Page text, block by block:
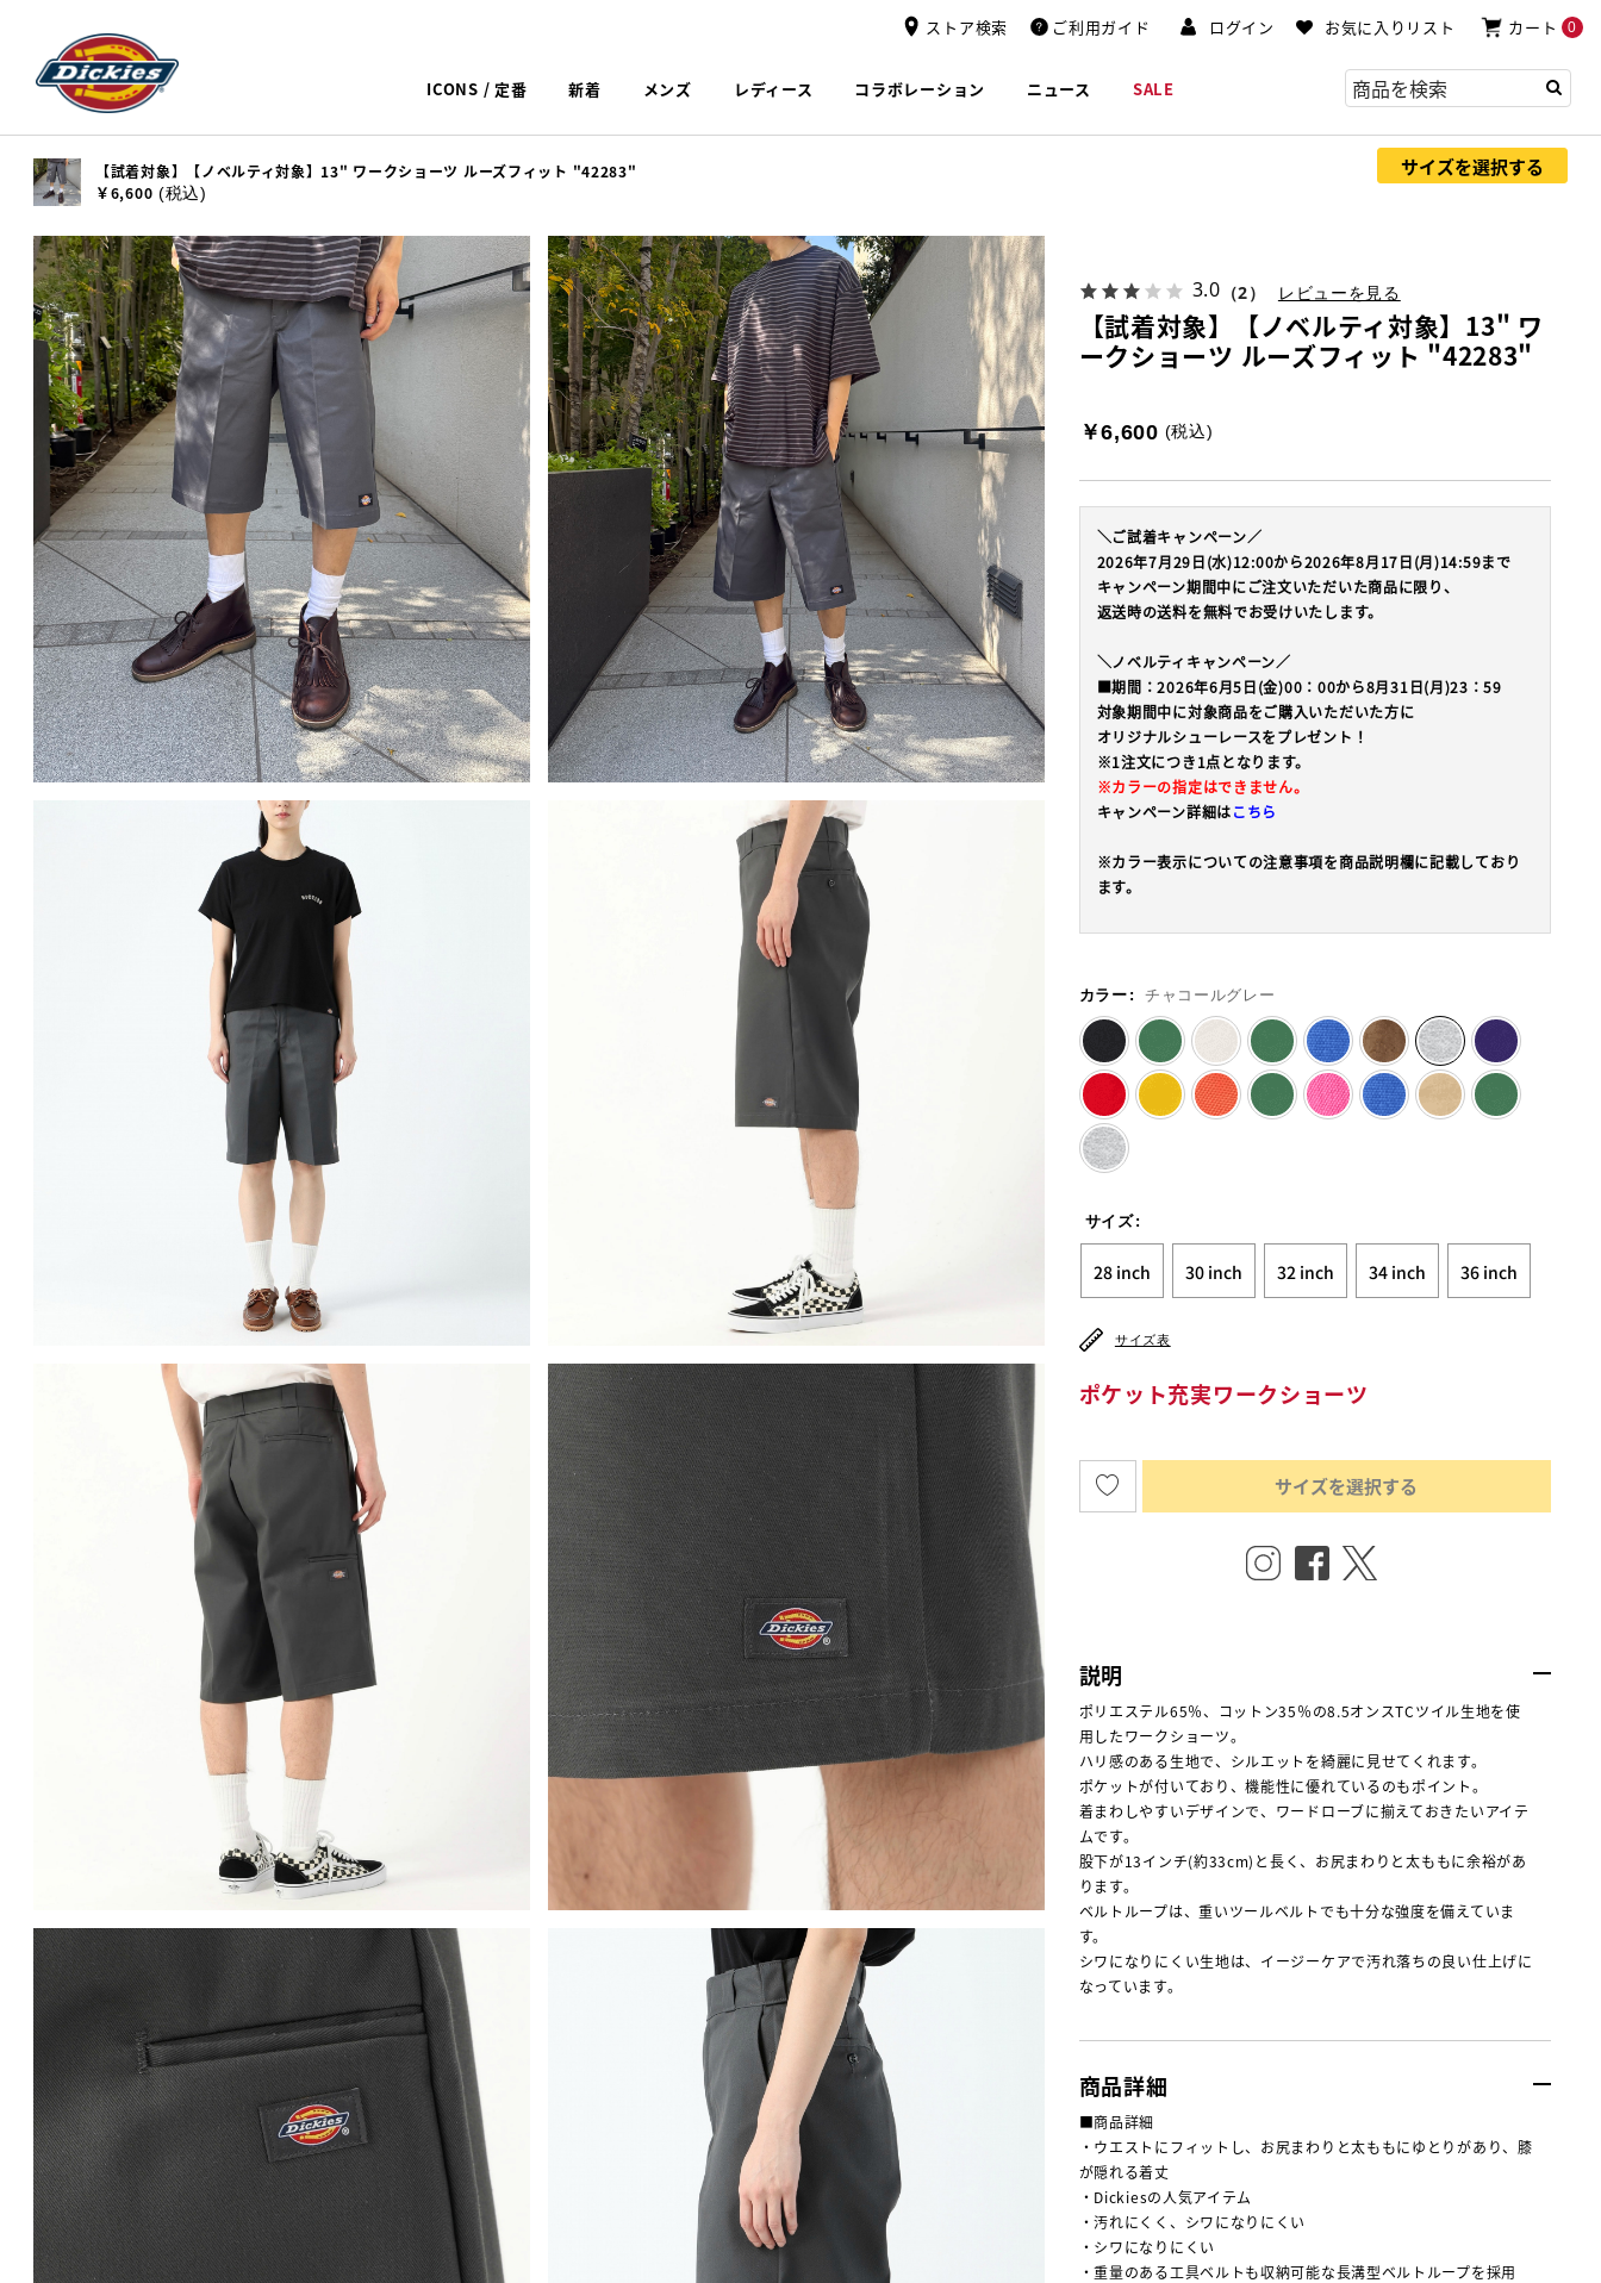
カート 0
ストア検索 ご利用ガイド ログイン お気に入りリスト
ICONS / 定番 新着 メンズ レディース コラボレーション ニュース SALE
3.0 （2） レビューを見る
【試着対象】【ノベルティ対象】13" ワ
ークショーツ ルーズフィット "42283"
￥6,600 (税込)
＼ご試着キャンペーン／
2026年7月29日(水)12:00から2026年8月17日(月)14:59まで
キャンペーン期間中にご注文いただいた商品に限り、
返送時の送料を無料でお受けいたします。
＼ノベルティキャンペーン／
■期間：2026年6月5日(金)00：00から8月31日(月)23：59
対象期間中に対象商品をご購入いただいた方に
オリジナルシューレースをプレゼント！
※1注文につき1点となります。
※カラーの指定はできません。
キャンペーン詳細はこちら
※カラー表示についての注意事項を商品説明欄に記載しており
ます。
カラー: チャコールグレー
selected
サイズ:
28 inch 30 inch 32 inch 34 inch 36 inch
サイズ表
ポケット充実ワークショーツ
サイズを選択する
説明
ポリエステル65％、コットン35％の8.5オンスTCツイル生地を使
用したワークショーツ。
ハリ感のある生地で、シルエットを綺麗に見せてくれます。
ポケットが付いており、機能性に優れているのもポイント。
着まわしやすいデザインで、ワードローブに揃えておきたいアイテ
ムです。
股下が13インチ(約33cm)と長く、お尻まわりと太ももに余裕があ
ります。
ベルトループは、重いツールベルトでも十分な強度を備えていま
す。
シワになりにくい生地は、イージーケアで汚れ落ちの良い仕上げに
なっています。
商品詳細
■商品詳細
・ウエストにフィットし、お尻まわりと太ももにゆとりがあり、膝
が隠れる着丈
・Dickiesの人気アイテム
・汚れにくく、シワになりにくい
・シワになりにくい
・重量のある工具ベルトも収納可能な長溝型ベルトループを採用
【試着対象】【ノベルティ対象】13" ワークショーツ ルーズフィット "42283"
￥6,600 (税込)
サイズを選択する